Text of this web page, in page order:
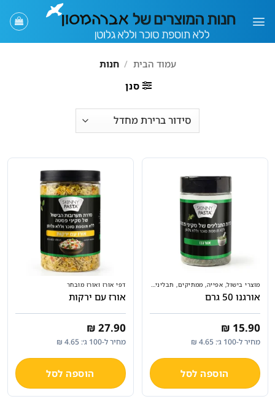
עמוד הבית / חנות
סנן
מוצרי בישול, אפייה, ממתיקים, תבלינים ועוד
אורגנו 50 גרם
₪ 15.90
מחיר ל-100 ג׳: 4.65 ₪
הוספה לסל
דפי אורז ואורז מובחר
אורז עם ירקות
₪ 27.90
מחיר ל-100 ג׳: 4.65 ₪
הוספה לסל